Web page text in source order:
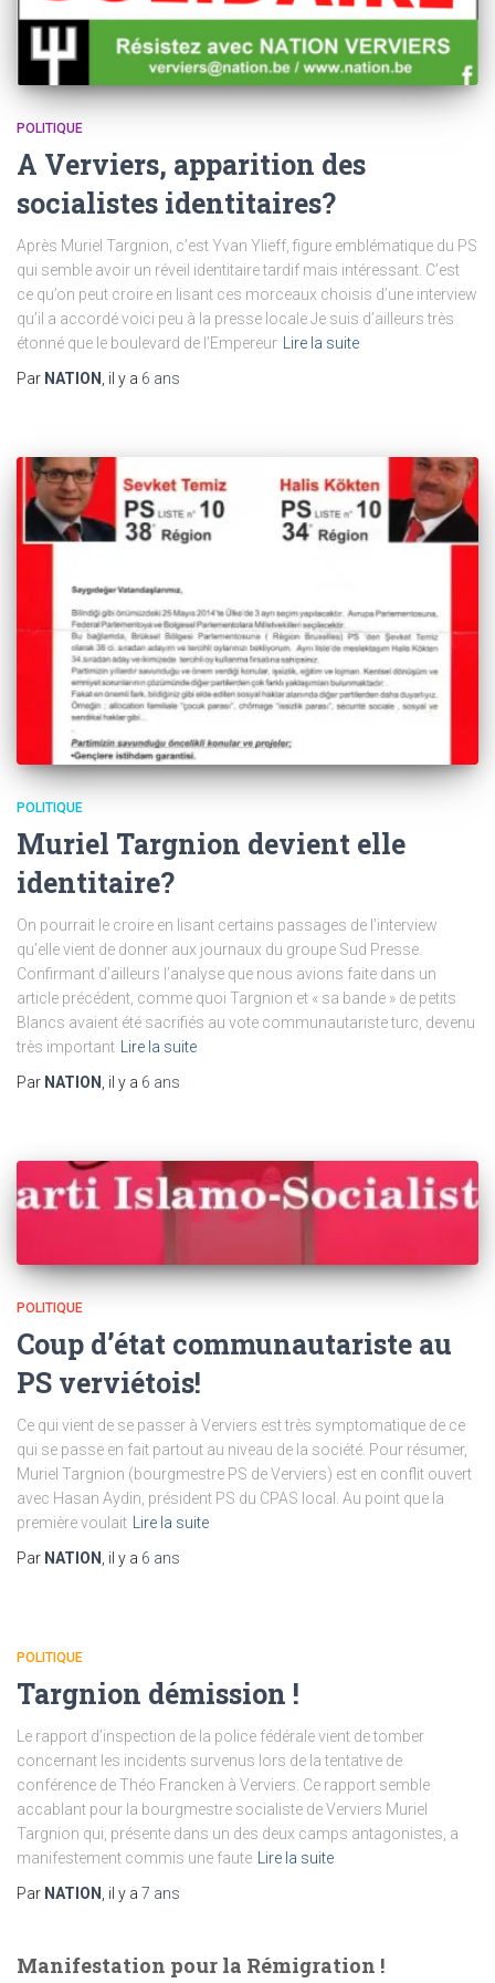
POLITIQUE
A Verviers, apparition des
socialistes identitaires?
Après Muriel Targnion, c’est Yvan Ylieff, figure emblématique du PS
qui semble avoir un réveil identitaire tardif mais intéressant. C’est
ce qu’on peut croire en lisant ces morceaux choisis d’une interview
qu’il a accordé voici peu à la presse locale Je suis d’ailleurs très
étonné que le boulevard de l’Empereur
Lire la suite
Par NATION , il y a 6 ans
POLITIQUE
Muriel Targnion devient elle
identitaire?
On pourrait le croire en lisant certains passages de l’interview
qu’elle vient de donner aux journaux du groupe Sud Presse.
Confirmant d’ailleurs l’analyse que nous avions faite dans un
article précédent, comme quoi Targnion et « sa bande » de petits
Blancs avaient été sacrifiés au vote communautariste turc, devenu
très important Lire la suite
Par NATION , il y a 6 ans
POLITIQUE
Coup d’état communautariste au
PS verviétois!
Ce qui vient de se passer à Verviers est très symptomatique de ce
qui se passe en fait partout au niveau de la société. Pour résumer,
Muriel Targnion (bourgmestre PS de Verviers) est en conflit ouvert
avec Hasan Aydin, président PS du CPAS local. Au point que la
première voulait Lire la suite
Par NATION , il y a 6 ans
POLITIQUE
Targnion démission !
Le rapport d’inspection de la police fédérale vient de tomber
concernant les incidents survenus lors de la tentative de
conférence de Théo Francken à Verviers. Ce rapport semble
accablant pour la bourgmestre socialiste de Verviers Muriel
Targnion qui, présente dans un des deux camps antagonistes, a
manifestement commis une faute Lire la suite
Par NATION , il y a 7 ans
Manifestation pour la Rémigration !